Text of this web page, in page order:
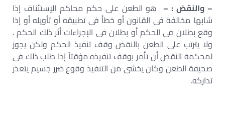
– والنقض : – هو الطعن على حكم محاكم الإستئناف إذا
شابها مخالفة فى القانون أو خطأ فى تطبيقه أو تأويله أو إذا
وقع بطلان فى الحكم أو بطلان فى الإجراءات أثر ذلك الحكم .
ولا يترتب على الطعن بالنقض وقف تنفيذ الحكم ولكن يجوز
لمحكمة النقض أن تأمر بوقف تنفيذه مؤقتاً إذا طلب ذلك فى
صحيفة الطعن وكان يخشى من التنفيذ وقوع ضرر جسيم يتعذر
تداركه.